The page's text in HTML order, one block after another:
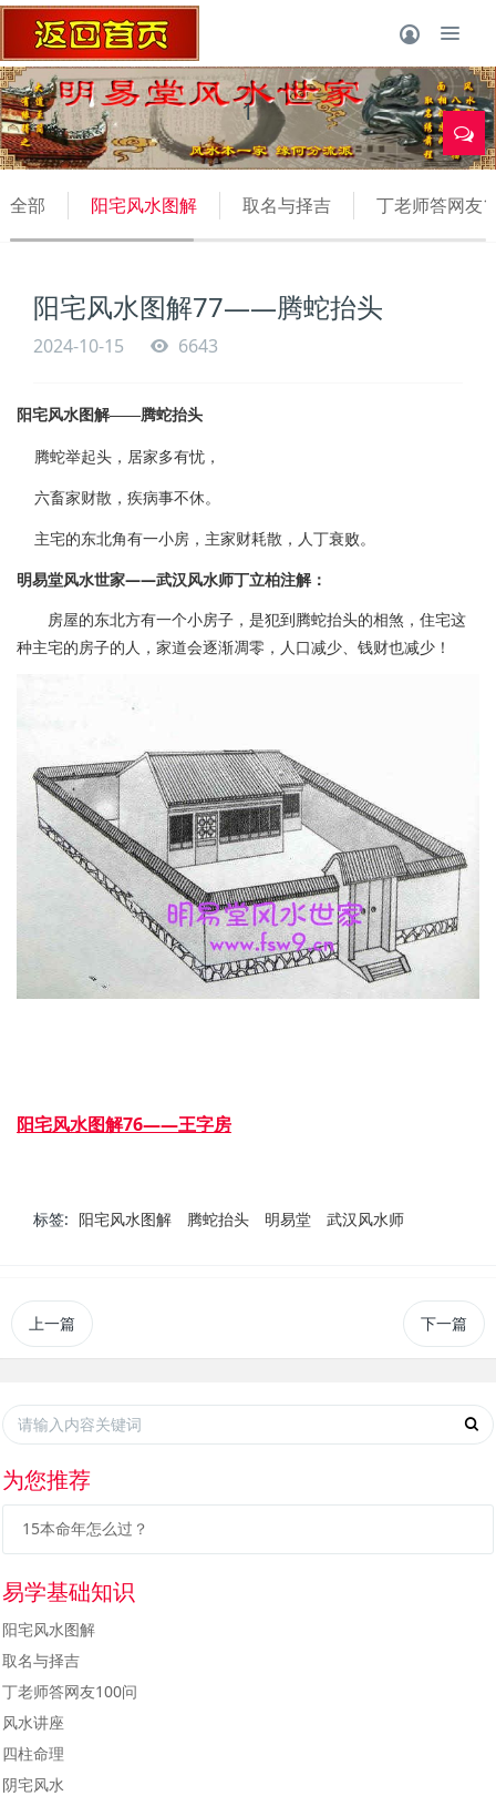
1
全部 阳宅风水图解 取名与择吉 丁老师答网友
阳宅风水图解77——腾蛇抬头
2024-10-15 6643
阳宅风水图解——腾蛇抬头
腾蛇举起头，居家多有忧，
六畜家财散，疾病事不休。
主宅的东北角有一小房，主家财耗散，人丁衰败。
明易堂风水世家——武汉风水师丁立柏注解：
房屋的东北方有一个小房子，是犯到腾蛇抬头的相煞，住宅这
种主宅的房子的人，家道会逐渐凋零，人口减少、钱财也减少！
阳宅风水图解76——王字房
标签: 阳宅风水图解 腾蛇抬头 明易堂 武汉风水师
上一篇 下一篇
为您推荐
15本命年怎么过？
易学基础知识
阳宅风水图解
取名与择吉
丁老师答网友100问
风水讲座
四柱命理
阴宅风水